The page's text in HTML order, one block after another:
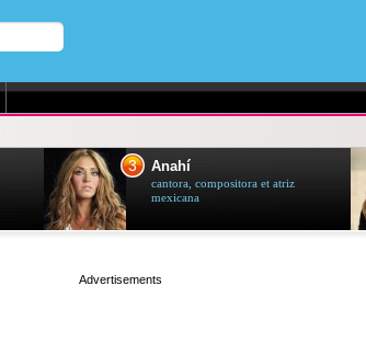
3 Anahí
cantora, compositora et atriz
mexicana